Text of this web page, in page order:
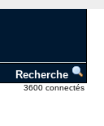
Recherche
3600 connectés